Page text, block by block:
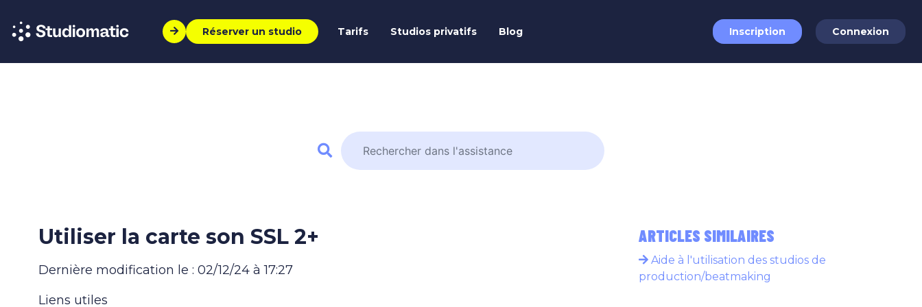
Réserver un studio Tarifs Studios privatifs Blog Inscription Connexion
Utiliser la carte son SSL 2+
Dernière modification le : 02/12/24 à 17:27
Liens utiles
ARTICLES SIMILAIRES
Aide à l'utilisation des studios de
production/beatmaking